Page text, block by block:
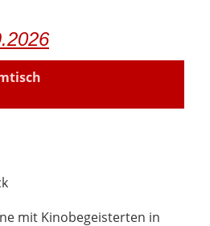
mit Kinobegeisterten in